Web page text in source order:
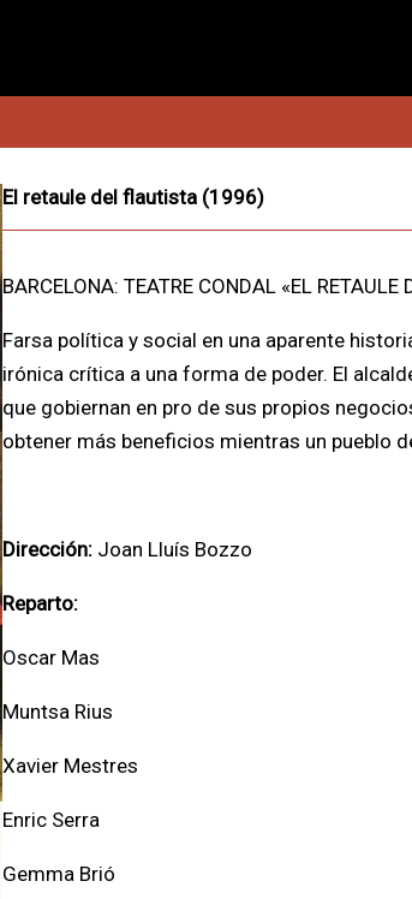
El retaule del flautista (1996)
BARCELONA: TEATRE CONDAL «EL RETAULE
Farsa política y social en una aparente
irónica crítica a una forma de poder. El
que gobiernan en pro de sus propios
obtener más beneficios mientras un pueblo
Dirección:Joan Lluís Bozzo
Reparto:
Oscar Mas
Muntsa Rius
Xavier Mestres
Enric Serra
Gemma Brió